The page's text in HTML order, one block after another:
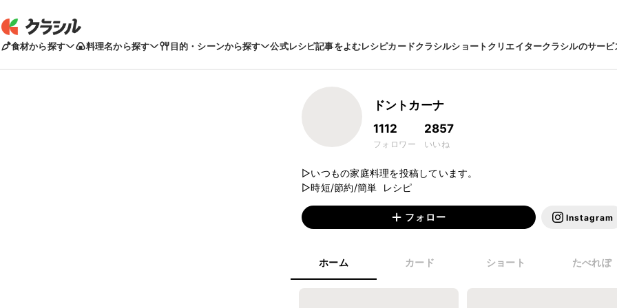
食材から探す 料理名から探す 目的・シーンから探す 公式レシピ記事をよむレシピカードクラシルショートクリエイタークラシルのサービ
ドントカーナ
1112
フォロワー
2857
いいね
▷いつもの家庭料理を投稿しています。
▷時短/節約/簡単  レシピ
フォロー Instagram
ホーム カード ショート たべれぽ